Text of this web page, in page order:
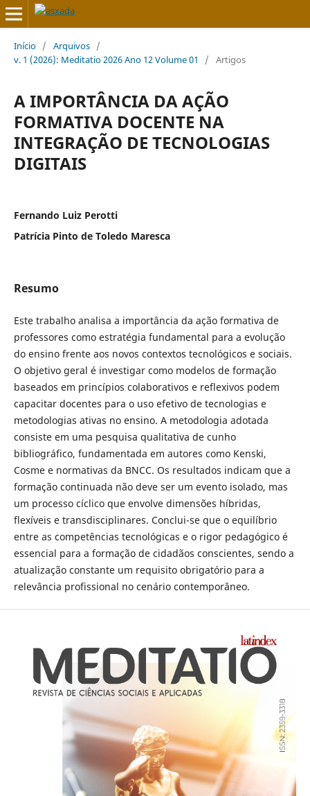
Início / Arquivos /
v. 1 (2026): Meditatio 2026 Ano 12 Volume 01
/ Artigos
A IMPORTÂNCIA DA AÇÃO
FORMATIVA DOCENTE NA
INTEGRAÇÃO DE TECNOLOGIAS
DIGITAIS
Fernando Luiz Perotti
Patrícia Pinto de Toledo Maresca
Resumo
Este trabalho analisa a importância da ação formativa de
professores como estratégia fundamental para a evolução
do ensino frente aos novos contextos tecnológicos e sociais.
O objetivo geral é investigar como modelos de formação
baseados em princípios colaborativos e reflexivos podem
capacitar docentes para o uso efetivo de tecnologias e
metodologias ativas no ensino. A metodologia adotada
consiste em uma pesquisa qualitativa de cunho
bibliográfico, fundamentada em autores como Kenski,
Cosme e normativas da BNCC. Os resultados indicam que a
formação continuada não deve ser um evento isolado, mas
um processo cíclico que envolve dimensões híbridas,
flexíveis e transdisciplinares. Conclui-se que o equilíbrio
entre as competências tecnológicas e o rigor pedagógico é
essencial para a formação de cidadãos conscientes, sendo a
atualização constante um requisito obrigatório para a
relevância profissional no cenário contemporâneo.